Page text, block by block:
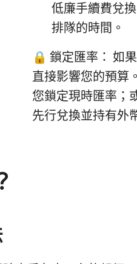
低廉手續費兌
排隊的時間。
🔒 鎖定匯率： 如
直接影響您的預算
您鎖定現時匯率；
先行兌換並持有外